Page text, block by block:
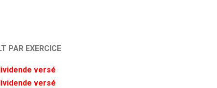
PAR EXERCICE
versé
versé